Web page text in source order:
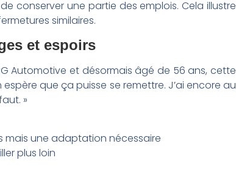
conserver une partie des emplois. Cela illustre
similaires.
et espoirs
Automotive et désormais âgé de 56 ans, cette
que ça puisse se remettre. J’ai encore au
»
mais une adaptation nécessaire
plus loin